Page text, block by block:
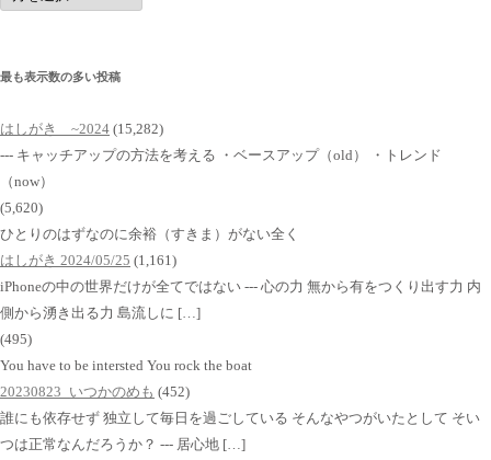
ブ
最も表示数の多い投稿
はしがき ~2024 (15,282)
--- キャッチアップの方法を考える ・ベースアップ（old） ・トレンド
（now）
(5,620)
ひとりのはずなのに余裕（すきま）がない全く
はしがき 2024/05/25 (1,161)
iPhoneの中の世界だけが全てではない --- 心の力 無から有をつくり出す力 内
側から湧き出る力 島流しに […]
(495)
You have to be intersted You rock the boat
20230823_いつかのめも (452)
誰にも依存せず 独立して毎日を過ごしている そんなやつがいたとして そい
つは正常なんだろうか？ --- 居心地 […]